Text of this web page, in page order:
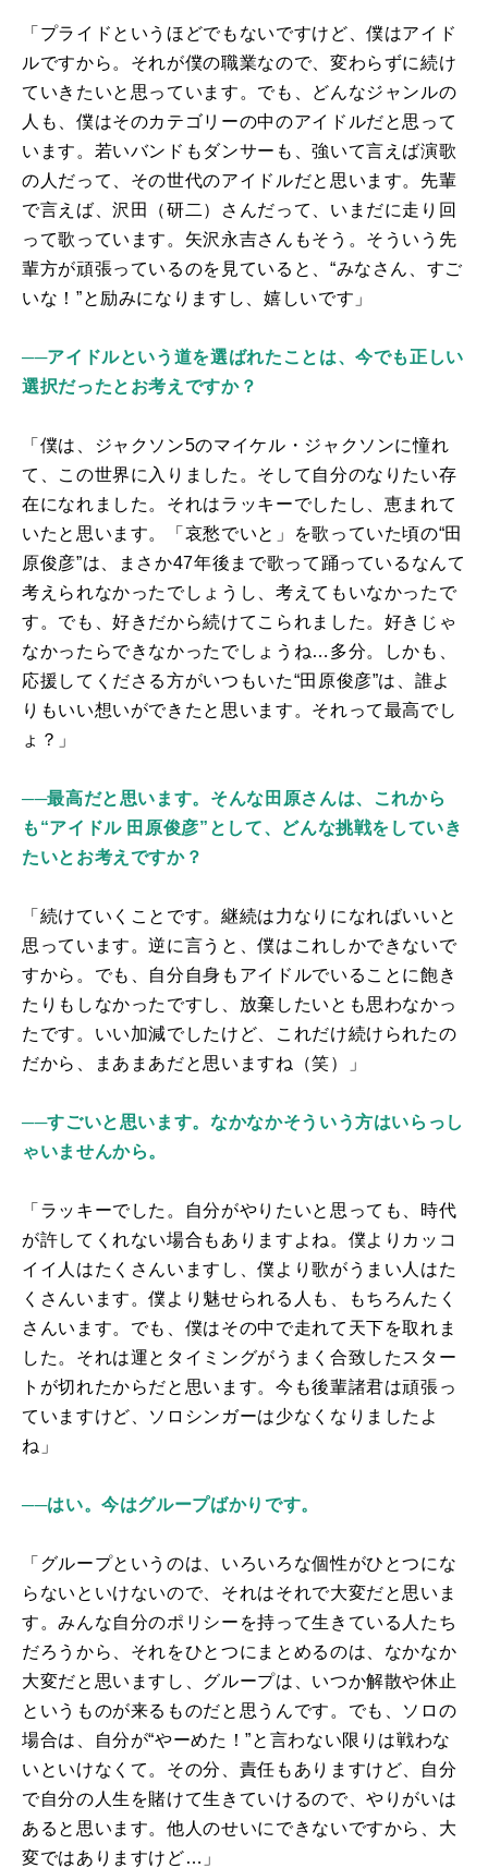
「プライドというほどでもないですけど、僕はアイド
ルですから。それが僕の職業なので、変わらずに続け
ていきたいと思っています。でも、どんなジャンルの
人も、僕はそのカテゴリーの中のアイドルだと思って
います。若いバンドもダンサーも、強いて言えば演歌
の人だって、その世代のアイドルだと思います。先輩
で言えば、沢田（研二）さんだって、いまだに走り回
って歌っています。矢沢永吉さんもそう。そういう先
輩方が頑張っているのを見ていると、“みなさん、すご
いな！”と励みになりますし、嬉しいです」
──アイドルという道を選ばれたことは、今でも正しい
選択だったとお考えですか？
「僕は、ジャクソン5のマイケル・ジャクソンに憧れ
て、この世界に入りました。そして自分のなりたい存
在になれました。それはラッキーでしたし、恵まれて
いたと思います。「哀愁でいと」を歌っていた頃の“田
原俊彦”は、まさか47年後まで歌って踊っているなんて
考えられなかったでしょうし、考えてもいなかったで
す。でも、好きだから続けてこられました。好きじゃ
なかったらできなかったでしょうね…多分。しかも、
応援してくださる方がいつもいた“田原俊彦”は、誰よ
りもいい想いができたと思います。それって最高でし
ょ？」
──最高だと思います。そんな田原さんは、これから
も“アイドル 田原俊彦”として、どんな挑戦をしていき
たいとお考えですか？
「続けていくことです。継続は力なりになればいいと
思っています。逆に言うと、僕はこれしかできないで
すから。でも、自分自身もアイドルでいることに飽き
たりもしなかったですし、放棄したいとも思わなかっ
たです。いい加減でしたけど、これだけ続けられたの
だから、まあまあだと思いますね（笑）」
──すごいと思います。なかなかそういう方はいらっし
ゃいませんから。
「ラッキーでした。自分がやりたいと思っても、時代
が許してくれない場合もありますよね。僕よりカッコ
イイ人はたくさんいますし、僕より歌がうまい人はた
くさんいます。僕より魅せられる人も、もちろんたく
さんいます。でも、僕はその中で走れて天下を取れま
した。それは運とタイミングがうまく合致したスター
トが切れたからだと思います。今も後輩諸君は頑張っ
ていますけど、ソロシンガーは少なくなりましたよ
ね」
──はい。今はグループばかりです。
「グループというのは、いろいろな個性がひとつにな
らないといけないので、それはそれで大変だと思いま
す。みんな自分のポリシーを持って生きている人たち
だろうから、それをひとつにまとめるのは、なかなか
大変だと思いますし、グループは、いつか解散や休止
というものが来るものだと思うんです。でも、ソロの
場合は、自分が“やーめた！”と言わない限りは戦わな
いといけなくて。その分、責任もありますけど、自分
で自分の人生を賭けて生きていけるので、やりがいは
あると思います。他人のせいにできないですから、大
変ではありますけど…」